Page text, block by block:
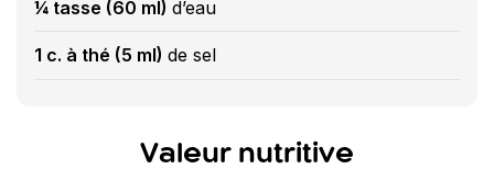
¼ tasse (60 ml) d’eau
1 c. à thé (5 ml) de sel
Valeur nutritive